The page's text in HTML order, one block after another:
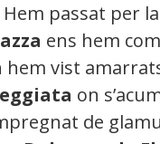
passat per la
ens hem
vist
on
de